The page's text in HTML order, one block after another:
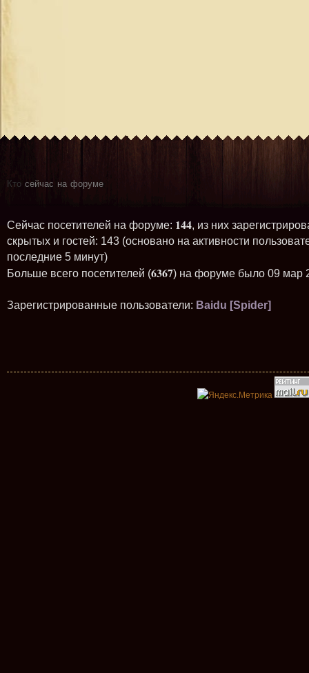
Кто сейчас на форуме
Сейчас посетителей на форуме: 144, из них
скрытых и гостей: 143 (основано на активности
последние 5 минут)
Больше всего посетителей (6367) на форуме было 09 мар
Зарегистрированные пользователи: Baidu [Spider]